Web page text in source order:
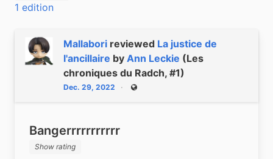
1 edition
Mallabori reviewed La justice de
l'ancillaire by Ann Leckie (Les
chroniques du Radch, #1)
Dec. 29, 2022 Public
Bangerrrrrrrrrrr
Show rating